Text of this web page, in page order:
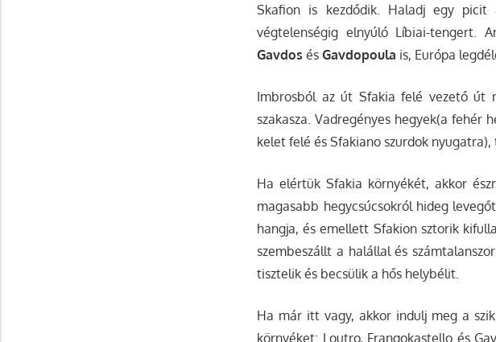
Skafion is kezdődik. Haladj egy
végtelenségig elnyúló Líbiai-tengert.
Gavdos ésGavdopoula is, Európa
Imbrosból az út Sfakia felé vezető út
szakasza. Vadregényes hegyek(a fehér
kelet felé és Sfakiano szurdok
Ha elértük Sfakia környékét, akkor
magasabb hegycsúcsokról hideg
hangja, és emellett Sfakion sztorik
szembeszállt a halállal és
tisztelik és becsülik a hős helybélit.
Ha már itt vagy, akkor indulj meg a
környéket: Loutro, Frangokastello és